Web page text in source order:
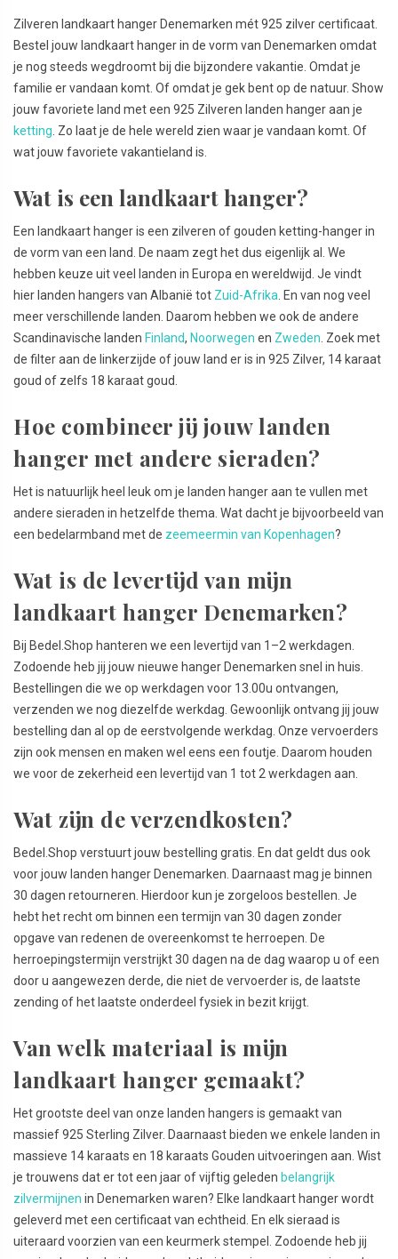
Zilveren landkaart hanger Denemarken mét 925 zilver certificaat.
Bestel jouw landkaart hanger in de vorm van Denemarken omdat
je nog steeds wegdroomt bij die bijzondere vakantie. Omdat je
familie er vandaan komt. Of omdat je gek bent op de natuur. Show
jouw favoriete land met een 925 Zilveren landen hanger aan je
ketting. Zo laat je de hele wereld zien waar je vandaan komt. Of
wat jouw favoriete vakantieland is.
Wat is een landkaart hanger?
Een landkaart hanger is een zilveren of gouden ketting-hanger in
de vorm van een land. De naam zegt het dus eigenlijk al. We
hebben keuze uit veel landen in Europa en wereldwijd. Je vindt
hier landen hangers van Albanië tot Zuid-Afrika. En van nog veel
meer verschillende landen. Daarom hebben we ook de andere
Scandinavische landen Finland, Noorwegen en Zweden. Zoek met
de filter aan de linkerzijde of jouw land er is in 925 Zilver, 14 karaat
goud of zelfs 18 karaat goud.
Hoe combineer jij jouw landen
hanger met andere sieraden?
Het is natuurlijk heel leuk om je landen hanger aan te vullen met
andere sieraden in hetzelfde thema. Wat dacht je bijvoorbeeld van
een bedelarmband met de zeemeermin van Kopenhagen?
Wat is de levertijd van mijn
landkaart hanger Denemarken?
Bij Bedel.Shop hanteren we een levertijd van 1–2 werkdagen.
Zodoende heb jij jouw nieuwe hanger Denemarken snel in huis.
Bestellingen die we op werkdagen voor 13.00u ontvangen,
verzenden we nog diezelfde werkdag. Gewoonlijk ontvang jij jouw
bestelling dan al op de eerstvolgende werkdag. Onze vervoerders
zijn ook mensen en maken wel eens een foutje. Daarom houden
we voor de zekerheid een levertijd van 1 tot 2 werkdagen aan.
Wat zijn de verzendkosten?
Bedel.Shop verstuurt jouw bestelling gratis. En dat geldt dus ook
voor jouw landen hanger Denemarken. Daarnaast mag je binnen
30 dagen retourneren. Hierdoor kun je zorgeloos bestellen. Je
hebt het recht om binnen een termijn van 30 dagen zonder
opgave van redenen de overeenkomst te herroepen. De
herroepingstermijn verstrijkt 30 dagen na de dag waarop u of een
door u aangewezen derde, die niet de vervoerder is, de laatste
zending of het laatste onderdeel fysiek in bezit krijgt.
Van welk materiaal is mijn
landkaart hanger gemaakt?
Het grootste deel van onze landen hangers is gemaakt van
massief 925 Sterling Zilver. Daarnaast bieden we enkele landen in
massieve 14 karaats en 18 karaats Gouden uitvoeringen aan. Wist
je trouwens dat er tot een jaar of vijftig geleden belangrijk
zilvermijnen in Denemarken waren? Elke landkaart hanger wordt
geleverd met een certificaat van echtheid. En elk sieraad is
uiteraard voorzien van een keurmerk stempel. Zodoende heb jij